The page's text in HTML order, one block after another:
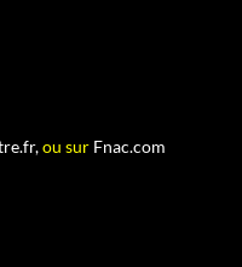
ou sur Fnac.com